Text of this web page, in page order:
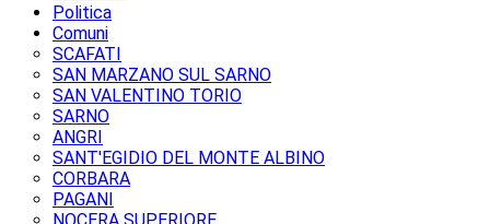
Politica
Comuni
SCAFATI
SAN MARZANO SUL SARNO
SAN VALENTINO TORIO
SARNO
ANGRI
SANT'EGIDIO DEL MONTE ALBINO
CORBARA
PAGANI